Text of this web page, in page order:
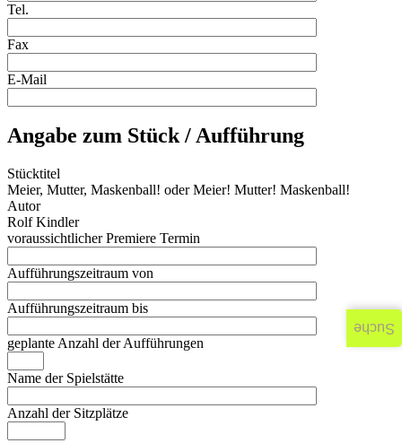
Tel.
Fax
E-Mail
Angabe zum Stück / Aufführung
Stücktitel
Meier, Mutter, Maskenball! oder Meier! Mutter! Maskenball!
Autor
Rolf Kindler
voraussichtlicher Premiere Termin
Aufführungszeitraum von
Aufführungszeitraum bis
geplante Anzahl der Aufführungen
Name der Spielstätte
Anzahl der Sitzplätze
Suche